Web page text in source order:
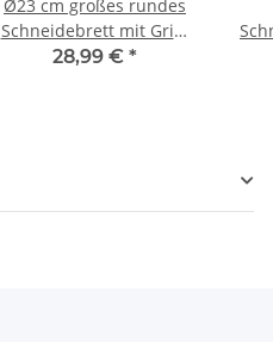
Ø23 cm großes rundes
Schneidebrett mit Griff,
Dekor 111
28,99 € *